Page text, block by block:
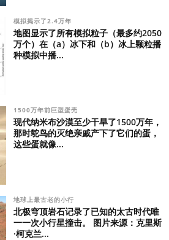
模拟揭示了2.4万年
地图显示了所有模拟粒子（最多约2050
万个）在（a）冰下和（b）冰上颗粒播
种模拟中播...
1500万年前巨型蛋壳
现代纳米布沙漠至少干旱了1500万年，
那时鸵鸟的灭绝亲戚产下了它们的蛋，
这些蛋就像...
地球上最古老的小行
北极穹顶岩石记录了已知的太古时代唯
一一次小行星撞击。 图片来源：克里斯
·柯克兰...